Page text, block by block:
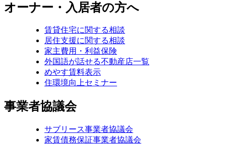
オーナー・入居者の方へ
賃貸住宅に関する相談
居住支援に関する相談
家主費用・利益保険
外国語が話せる不動産店一覧
めやす賃料表示
住環境向上セミナー
事業者協議会
サブリース事業者協議会
家賃債務保証事業者協議会